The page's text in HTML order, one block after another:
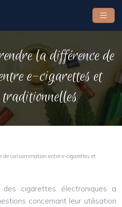
la différence de
e-cigarettes et
de consommation entre e-cigarettes et
cigarettes électroniques a
concernant leur utilisation